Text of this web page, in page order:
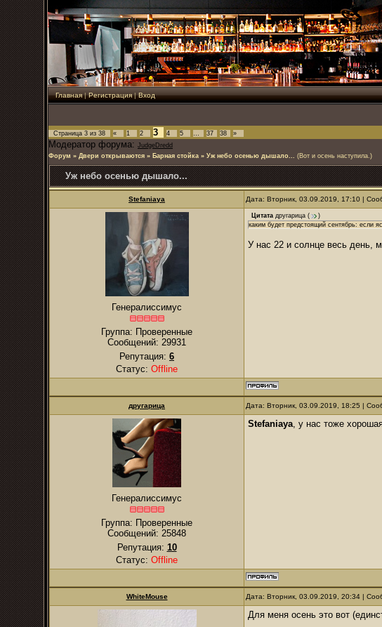
Главная|Регистрация|Вход
Страница 3 из 38 « 1 2 3 4 5 … 37 38 »
Модератор форума: JudgeDredd
Форум » Двери открываются » Барная стойка » Уж небо осенью дышало... (Вот и осень наступила.)
Уж небо осенью дышало...
Stefaniaya Дата: Вторник, 03.09.2019, 17:10 |
Генералиссимус
Группа: Проверенные
Сообщений: 29931
Репутация: 6
Статус: Offline
Цитата другарица (
)
каким будет предстоящий сентябрь: если
У нас 22 и солнце весь день,
другарица Дата: Вторник, 03.09.2019, 18:25 |
Генералиссимус
Группа: Проверенные
Сообщений: 25848
Репутация: 10
Статус: Offline
Stefaniaya, у нас тоже
WhiteMouse Дата: Вторник, 03.09.2019, 20:34 |
Для меня осень это вот